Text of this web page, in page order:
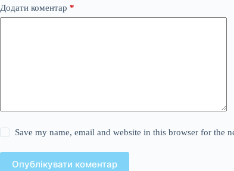
Додати коментар *
Save my name, email and website in this browser for the
Опублікувати коментар